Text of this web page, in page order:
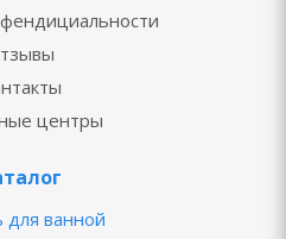
центры
ванной